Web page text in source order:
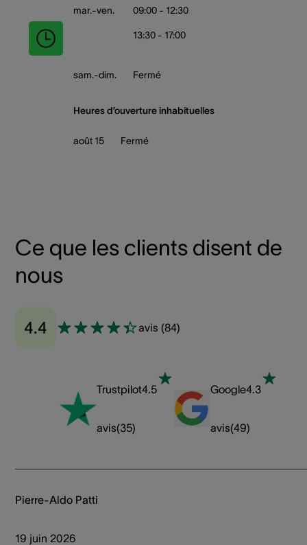
mar.-ven. 09:00 - 12:30
13:30 - 17:00
sam.-dim. Fermé
Heures d’ouverture inhabituelles
août 15 Fermé
Ce que les clients disent de
nous
4.4 avis (84)
Trustpilot4.5
avis(35)
Google4.3
avis(49)
Pierre-Aldo Patti
19 juin 2026